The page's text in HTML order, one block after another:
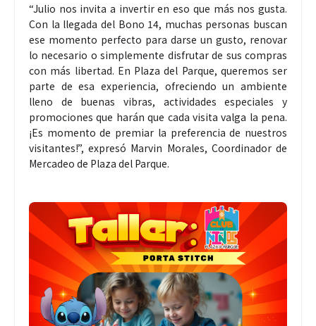
“Julio nos invita a invertir en eso que más nos gusta.
Con la llegada del Bono 14, muchas personas buscan
ese momento perfecto para darse un gusto, renovar
lo necesario o simplemente disfrutar de sus compras
con más libertad. En Plaza del Parque, queremos ser
parte de esa experiencia, ofreciendo un ambiente
lleno de buenas vibras, actividades especiales y
promociones que harán que cada visita valga la pena.
¡Es momento de premiar la preferencia de nuestros
visitantes!”, expresó Marvin Morales, Coordinador de
Mercadeo de Plaza del Parque.